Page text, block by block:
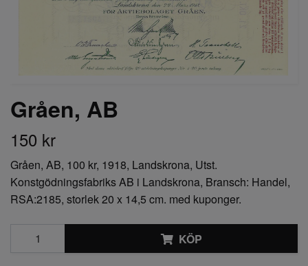
Gråen, AB
150 kr
Gråen, AB, 100 kr, 1918, Landskrona, Utst.
Konstgödningsfabriks AB i Landskrona, Bransch: Handel,
RSA:2185, storlek 20 x 14,5 cm. med kuponger.
KÖP